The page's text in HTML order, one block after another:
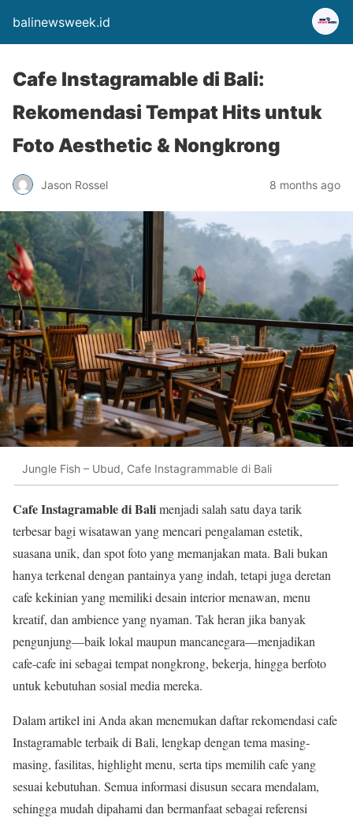
balinewsweek.id
Cafe Instagramable di Bali:
Rekomendasi Tempat Hits untuk
Foto Aesthetic & Nongkrong
Jason Rossel 8 months ago
Jungle Fish – Ubud, Cafe Instagrammable di Bali
Cafe Instagramable di Balimenjadi salah satu daya tarik
terbesar bagi wisatawan yang mencari pengalaman estetik,
suasana unik, dan spot foto yang memanjakan mata. Bali bukan
hanya terkenal dengan pantainya yang indah, tetapi juga deretan
cafe kekinian yang memiliki desain interior menawan, menu
kreatif, dan ambience yang nyaman. Tak heran jika banyak
pengunjung—baik lokal maupun mancanegara—menjadikan
cafe-cafe ini sebagai tempat nongkrong, bekerja, hingga berfoto
untuk kebutuhan sosial media mereka.
Dalam artikel ini Anda akan menemukan daftar rekomendasi cafe
Instagramable terbaik di Bali, lengkap dengan tema masing-
masing, fasilitas, highlight menu, serta tips memilih cafe yang
sesuai kebutuhan. Semua informasi disusun secara mendalam,
sehingga mudah dipahami dan bermanfaat sebagai referensi